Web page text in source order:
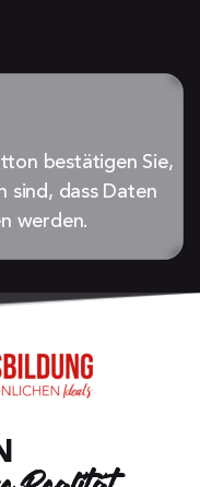
bestätigen Sie,
sind, dass Daten
werden.